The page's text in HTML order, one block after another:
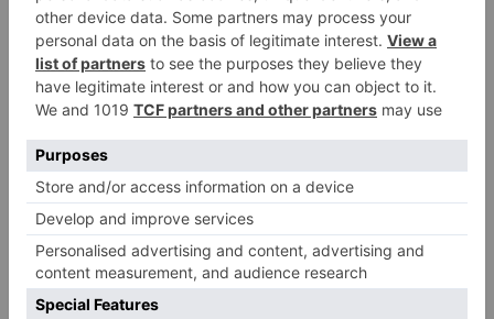
LO + VISTO
1
había caído de la bicicleta
2
Villatoro da el primer paso para
dejar atrás su aislamiento con el
inicio de la senda peatonal y